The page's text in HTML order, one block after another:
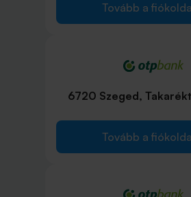
Tovább a
6720 Szeged,
Tovább a